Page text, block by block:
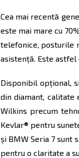
Cea mai recentă
este mai mare cu
telefonice, posturile
asistenţă. Este astfel
Disponibil opţional,
din diamant, calitate
Wilkins precum
Kevlar® pentru
şi BMW Seria 7 sunt
pentru o claritate a